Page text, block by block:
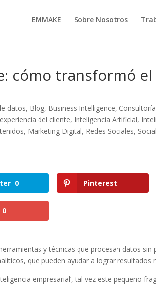
EMMAKE Sobre Nosotros
cómo transformó
datos, Blog, Business Intelligence, Consultoría
experiencia del cliente, Inteligencia Artificial,
, Marketing Digital, Redes Sociales,
0 Pinterest
0
y técnicas que procesan datos sin
que pueden ayudar a lograr resultados
empresarial’, tal vez este pequeño